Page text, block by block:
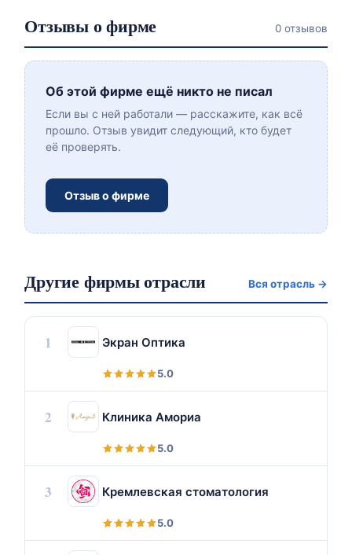
Отзывы о фирме 0 отзывов
Об этой фирме ещё никто не писал
Если вы с ней работали — расскажите, как всё
прошло. Отзыв увидит следующий, кто будет
её проверять.
Отзыв о фирме
Другие фирмы отрасли Вся отрасль →
1 Экран Оптика
5.0
2 Клиника Амориа
5.0
3 Кремлевская стоматология
5.0